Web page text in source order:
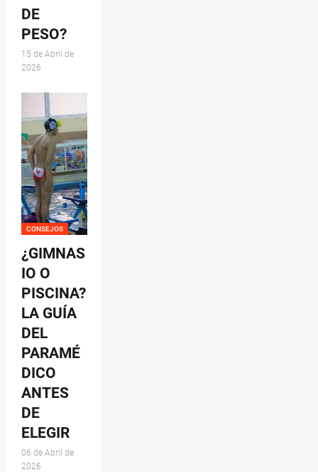
DE
PESO?
15 de Abril de
2026
CONSEJOS
¿GIMNAS
IO O
PISCINA?
LA GUÍA
DEL
PARAMÉ
DICO
ANTES
DE
ELEGIR
06 de Abril de
2026